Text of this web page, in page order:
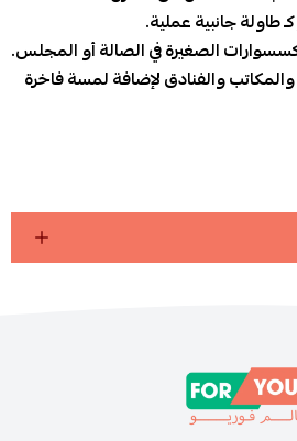
طاولة جانبية عملية.
الصغيرة في الصالة أو المجلس.
والفنادق لإضافة لمسة فاخرة